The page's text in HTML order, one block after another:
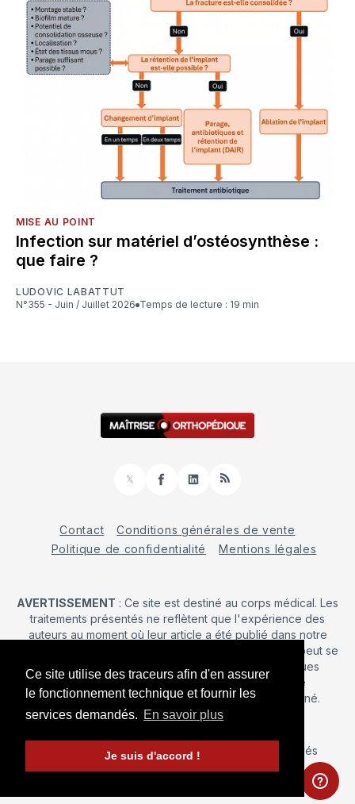
Ce site utilise des traceurs afin d'en assurer
le fonctionnement technique et fournir les
services demandés. En savoir plus
Je suis d'accord !
MISE AU POINT
Infection sur matériel d’ostéosynthèse :
que faire ?
LUDOVIC LABATTUT
N°355 - Juin / Juillet 2026
Temps de lecture : 19 min
𝕏
FacebookLinkedInRSS
Contact
Conditions générales de vente
Politique de confidentialité
Mentions légales
AVERTISSEMENT : Ce site est destiné au corps médical. Les
traitements présentés ne reflètent que l'expérience des
auteurs au moment où leur article a été publié dans notre
journal. La décision d’une intervention chirurgicale ne peut se
prendre qu'après un examen clinique. Les techniques
publiées ici ne sauraient justifier une quelconque
revendication de la part d'un soignant ou d'un soigné.
© 2026 Maîtrise Orthopédique – Tous droits réservés